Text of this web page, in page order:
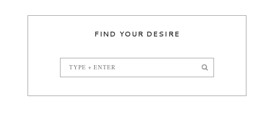
FIND YOUR DESIRE